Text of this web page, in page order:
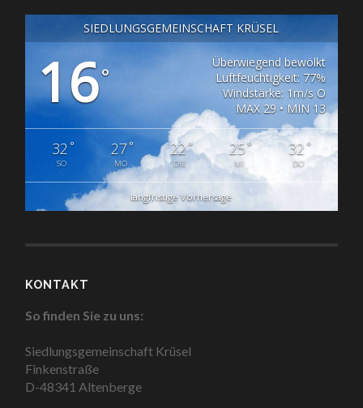
SIEDLUNGSGEMEINSCHAFT KRÜSEL
16°
Überwiegend bewölkt
Luftfeuchtigkeit: 77%
Windstärke: 1m/s O
MAX 29 • MIN 13
32 °
SO
27°
MO
22°
DIE
25°
MI
32 °
DO
langfristige Vorhersage
KONTAKT
So finden Sie zu uns:
Siedlungsgemeinschaft Krüsel
Finkenstraße
D-48341 Altenberge